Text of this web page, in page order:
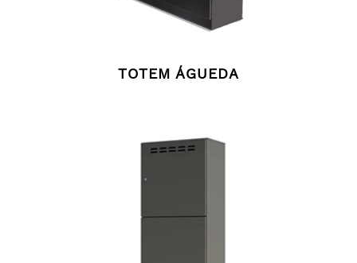
TOTEM ÁGUEDA